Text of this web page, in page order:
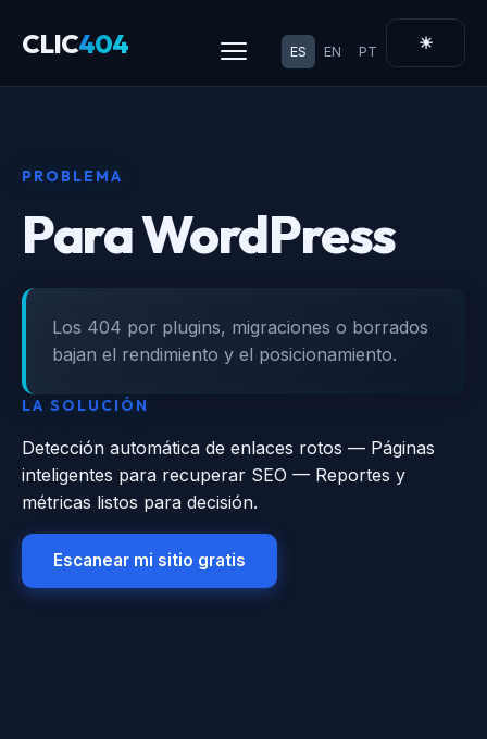
CLIC404 ES EN PT ☀
PROBLEMA
Para WordPress
Los 404 por plugins, migraciones o borrados
bajan el rendimiento y el posicionamiento.
LA SOLUCIÓN
Detección automática de enlaces rotos — Páginas
inteligentes para recuperar SEO — Reportes y
métricas listos para decisión.
Escanear mi sitio gratis